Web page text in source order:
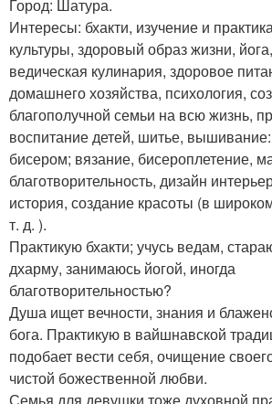
Город: Шатура.
Интересы: бхакти, изучение и
культуры, здоровый образ жизни,
ведическая кулинария, здоровое
домашнего хозяйства, психология,
благополучной семьи на всю жизнь,
воспитание детей, шитье,
бисером; вязание, бисероплетение,
благотворительность, дизайн
история, создание красоты (в
т. д. ).
Практикую бхакти; учусь ведам,
дхарму, занимаюсь йогой, иногда
благотворительностью?
Душа ищет вечности, знания и
бога. Практикую в вайшнавской
подобает вести себя, очищение
чистой божественной любви.